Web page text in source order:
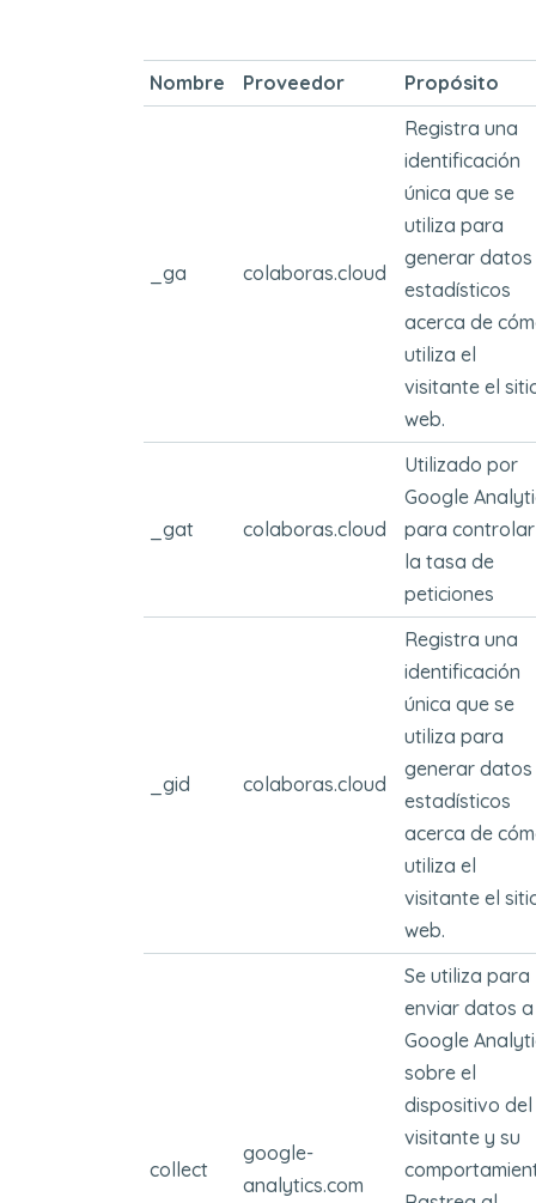
Nombre Proveedor Propósito
_ga colaboras.cloud
Registra una
identificación
única que se
utiliza para
generar datos
estadísticos
acerca de
utiliza el
visitante el
web.
_gat colaboras.cloud
Utilizado por
Google
para controlar
la tasa de
peticiones
_gid colaboras.cloud
Registra una
identificación
única que se
utiliza para
generar datos
estadísticos
acerca de
utiliza el
visitante el
web.
collect
google-
analytics.com
Se utiliza para
enviar datos a
Google
sobre el
dispositivo del
visitante y su